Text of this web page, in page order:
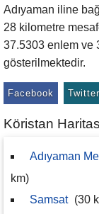
Adıyaman iline
28 kilometre
37.5303 enlem ve
gösterilmektedir.
Facebook Twitter
Köristan
Adıyaman
km)
Samsat (30